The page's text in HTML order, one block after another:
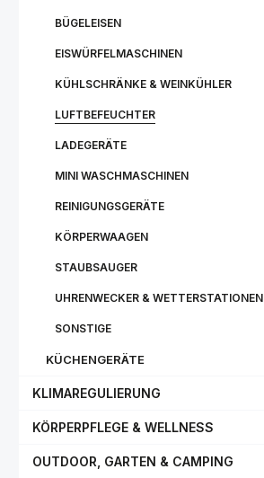
BÜGELEISEN
EISWÜRFELMASCHINEN
KÜHLSCHRÄNKE & WEINKÜHLER
LUFTBEFEUCHTER
LADEGERÄTE
MINI WASCHMASCHINEN
REINIGUNGSGERÄTE
KÖRPERWAAGEN
STAUBSAUGER
UHRENWECKER & WETTERSTATIONEN
SONSTIGE
KÜCHENGERÄTE
KLIMAREGULIERUNG
KÖRPERPFLEGE & WELLNESS
OUTDOOR, GARTEN & CAMPING